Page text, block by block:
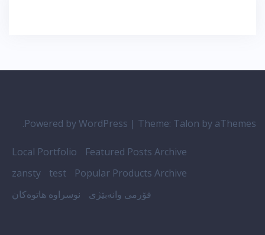
Powered by WordPress | Theme: Talon by aThemes.
Featured Posts Archive
Local Portfolio
Popular Products Archive
test
zansty
فۆرمی وانەبێژی
نوسراوە هاتوەکان